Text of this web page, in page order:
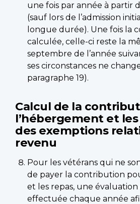
une fois par année à partir
(sauf lors de l’admission
longue durée). Une fois la
calculée, celle-ci reste la
septembre de l’année
ses circonstances ne
paragraphe 19).
Calcul de la
l’hébergement et
des exemptions
revenu
Pour les vétérans qui ne
de payer la contribution
et les repas, une
effectuée chaque année